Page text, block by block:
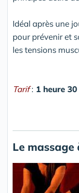
Idéal après une
pour prévenir et
les tensions
Tarif: 1 heure
Le